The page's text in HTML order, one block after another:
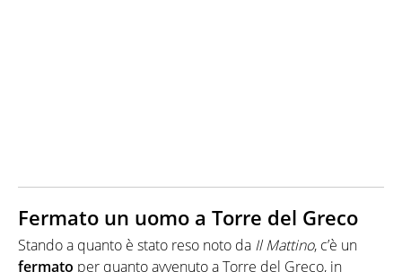
Fermato un uomo a Torre del Greco
Stando a quanto è stato reso noto da Il Mattino, c’è un
fermato per quanto avvenuto a Torre del Greco, in